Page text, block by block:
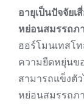
อายุเป็นปัจจัย
หย่อนสมรรถภ
ฮอร์โมนเทสโ
ความยืดหยุ่นข
สามารถแข็งตั
หย่อนสมรรถภ